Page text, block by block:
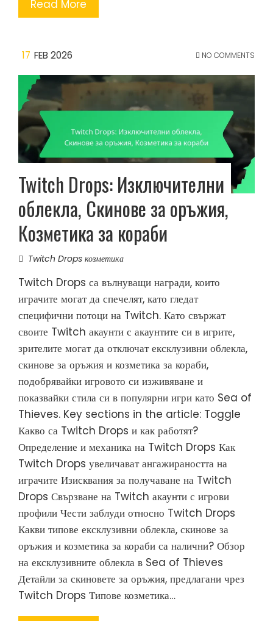
Read More
17 FEB 2026 NO COMMENTS
Twitch Drops: Изключителни
облекла, Скинове за оръжия,
Козметика за кораби
Twitch Drops козметика
Twitch Drops са вълнуващи награди, които
играчите могат да спечелят, като гледат
специфични потоци на Twitch. Като свържат
своите Twitch акаунти с акаунтите си в игрите,
зрителите могат да отключат ексклузивни облекла,
скинове за оръжия и козметика за кораби,
подобрявайки игровото си изживяване и
показвайки стила си в популярни игри като Sea of
Thieves. Key sections in the article: Toggle
Какво са Twitch Drops и как работят?
Определение и механика на Twitch Drops Как
Twitch Drops увеличават ангажираността на
играчите Изисквания за получаване на Twitch
Drops Свързване на Twitch акаунти с игрови
профили Чести заблуди относно Twitch Drops
Какви типове ексклузивни облекла, скинове за
оръжия и козметика за кораби са налични? Обзор
на ексклузивните облекла в Sea of Thieves
Детайли за скиновете за оръжия, предлагани чрез
Twitch Drops Типове козметика…